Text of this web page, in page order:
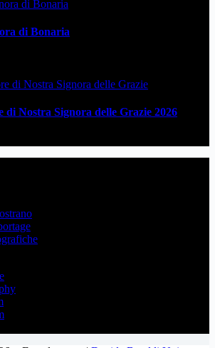
di Bonaria
di Nostra Signora delle Grazie 2026